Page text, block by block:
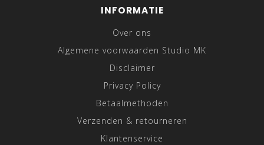
INFORMATIE
Over ons
Algemene voorwaarden Studio MK
Disclaimer
Privacy Policy
Betaalmethoden
Verzenden & retourneren
Klantenservice